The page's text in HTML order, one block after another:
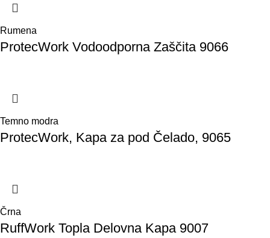
Rumena
ProtecWork Vodoodporna Zaščita 9066
Temno modra
ProtecWork, Kapa za pod Čelado, 9065
Črna
RuffWork Topla Delovna Kapa 9007